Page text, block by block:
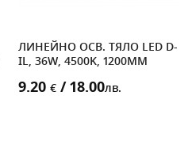
ЛИНЕЙНО ОСВ. ТЯЛО LED D-
IL, 36W, 4500K, 1200MM
9.20 € / 18.00лв.